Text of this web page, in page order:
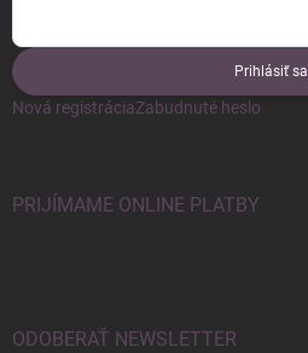
Prihlásiť sa
Nová registráciaZabudnuté heslo
PRIJÍMAME ONLINE PLATBY
ODOBERAŤ NEWSLETTER